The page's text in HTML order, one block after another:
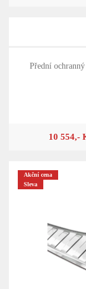
Přední
10 554,-
Akční cena
Sleva